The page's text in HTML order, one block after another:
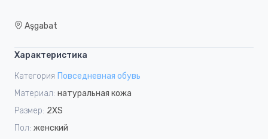
Aşgabat
Характеристика
Категория Повседневная обувь
Материал: натуральная кожа
Размер: 2XS
Пол: женский